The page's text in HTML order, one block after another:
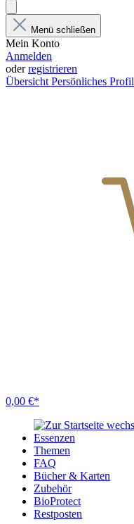
Menü schließen
Mein Konto
Anmelden
oderregistrieren
Übersicht Persönliches Profil
0,00 €*
Essenzen
Themen
FAQ
Bücher & Karten
Zubehör
BioProtect
Restposten